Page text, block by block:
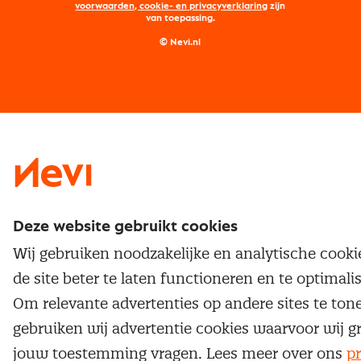
Nevi PMI®
Maatwerk
Nevi 2
voorwaarden, cookie- en privacyverklaring zijn
van toepassing.
© Nevi.nl
Deze website gebruikt cookies
Wij gebruiken noodzakelijke en analytische
de site beter te laten functioneren en te
Om relevante advertenties op andere sites te
gebruiken wij advertentie cookies waarvoor wij
jouw toestemming vragen. Lees meer over ons